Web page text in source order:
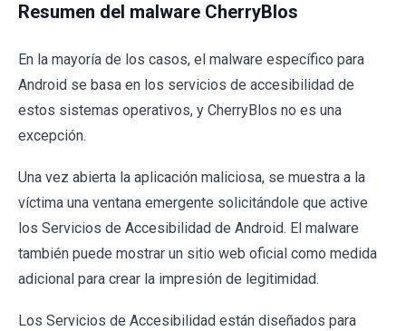
Resumen del malware CherryBlos
En la mayoría de los casos, el malware específico para
Android se basa en los servicios de accesibilidad de
estos sistemas operativos, y CherryBlos no es una
excepción.
Una vez abierta la aplicación maliciosa, se muestra a la
víctima una ventana emergente solicitándole que active
los Servicios de Accesibilidad de Android. El malware
también puede mostrar un sitio web oficial como medida
adicional para crear la impresión de legitimidad.
Los Servicios de Accesibilidad están diseñados para